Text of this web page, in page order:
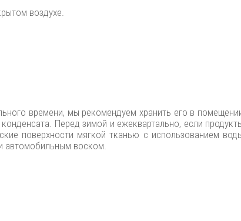
воздухе.
времени, мы рекомендуем хранить его в
Перед зимой и ежеквартально, если
поверхности мягкой тканью с использованием
автомобильным воском.